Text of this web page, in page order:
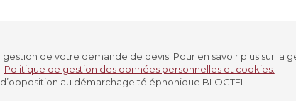
PIERRE JE NE SAIS PAS
de votre demande de devis. Pour en savoir plus sur la
Politique de gestion des données personnelles et cookies.
au démarchage téléphonique BLOCTEL